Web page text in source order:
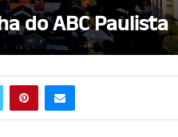
do ABC Paulista